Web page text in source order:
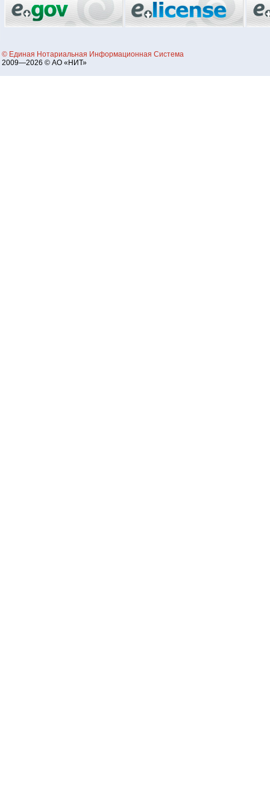
© Единая Нотариальная Информационная Система
2009—2026 © АО «НИТ»